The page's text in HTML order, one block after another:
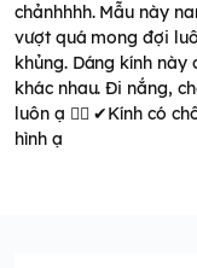
chảnhhhh. Mẫu này
vượt quá mong đợi
khủng. Dáng kính
khác nhau. Đi nắng,
luôn ạ 👍🏻 ✔Kính có
hình ạ